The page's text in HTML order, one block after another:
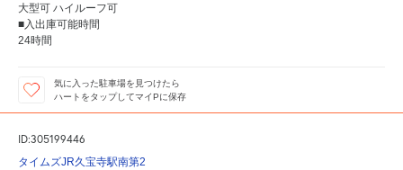
大型可 ハイルーフ可
■入出庫可能時間
24時間
気に入った駐車場を見つけたら
ハートをタップしてマイPに保存
ID:305199446
タイムズJR久宝寺駅南第2